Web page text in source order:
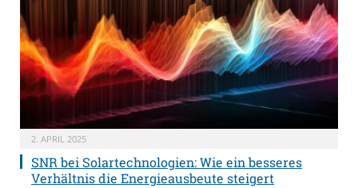
2. APRIL 2025
SNR bei Solartechnologien: Wie ein besseres
Verhältnis die Energieausbeute steigert